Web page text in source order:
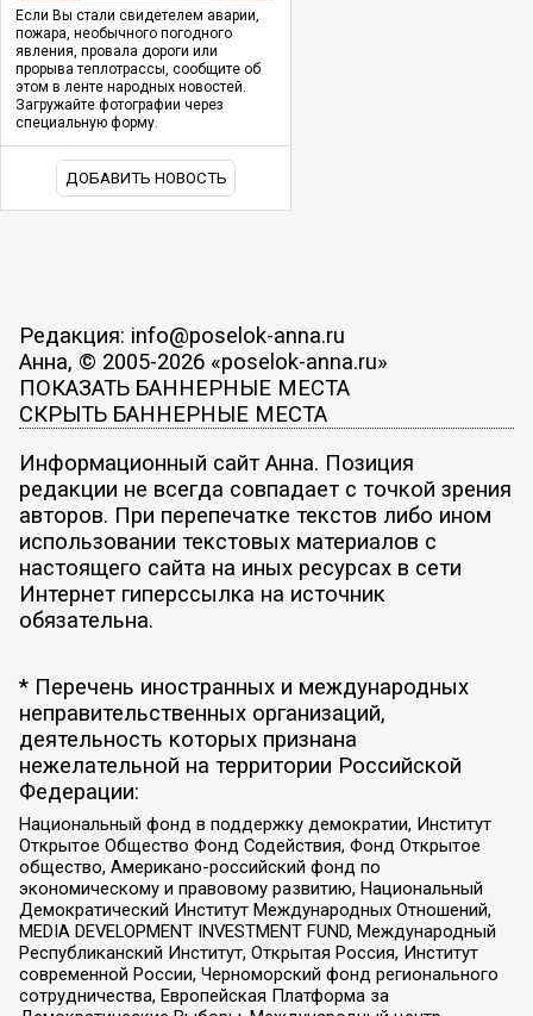
Если Вы стали свидетелем аварии,
пожара, необычного погодного
явления, провала дороги или
прорыва теплотрассы, сообщите об
этом в ленте народных новостей.
Загружайте фотографии через
специальную форму.
ДОБАВИТЬ НОВОСТЬ
Редакция: info@poselok-anna.ru
Анна, © 2005-2026 «poselok-anna.ru»
ПОКАЗАТЬ БАННЕРНЫЕ МЕСТА
СКРЫТЬ БАННЕРНЫЕ МЕСТА
Информационный сайт Анна. Позиция
редакции не всегда совпадает с точкой зрения
авторов. При перепечатке текстов либо ином
использовании текстовых материалов с
настоящего сайта на иных ресурсах в сети
Интернет гиперссылка на источник
обязательна.
* Перечень иностранных и международных
неправительственных организаций,
деятельность которых признана
нежелательной на территории Российской
Федерации:
Национальный фонд в поддержку демократии, Институт
Открытое Общество Фонд Содействия, Фонд Открытое
общество, Американо-российский фонд по
экономическому и правовому развитию, Национальный
Демократический Институт Международных Отношений,
MEDIA DEVELOPMENT INVESTMENT FUND, Международный
Республиканский Институт, Открытая Россия, Институт
современной России, Черноморский фонд регионального
сотрудничества, Европейская Платформа за